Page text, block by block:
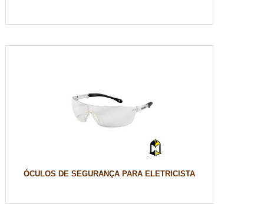
ÓCULOS DE SEGURANÇA PARA ELETRICISTA